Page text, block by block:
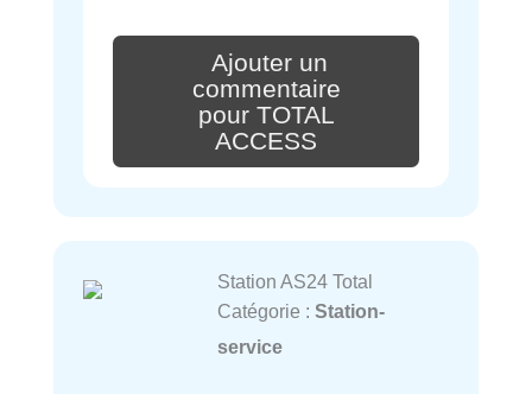
Ajouter un
commentaire
pour TOTAL
ACCESS
Station AS24 Total
Catégorie : Station-
service